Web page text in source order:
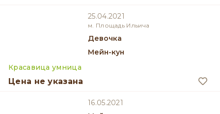
25.04.2021
м. Площадь Ильича
девочка
Мейн-кун
Красавица умница
Цена не указана
16.05.2021